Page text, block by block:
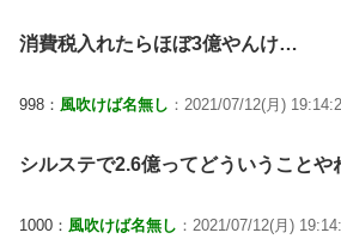
消費税入れたらほぼ3億やんけ…
998： 風吹けば名無し ：2021/07/12(月)
シルステで2.6億ってどういうことや
1000： 風吹けば名無し ：2021/07/12(月)